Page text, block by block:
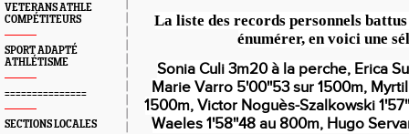
VETERANS ATHLE
COMPÉTITEURS
SPORT ADAPTÉ
ATHLÉTISME
===============
SECTIONS LOCALES
La liste des records personnels
énumérer, en voici une
Sonia Culi 3m20 à la perche, Erica
Marie Varro 5'00''53 sur 1500m,
1500m, Victor Noguès-Szalkowski
Waeles 1'58''48 au 800m, Hugo